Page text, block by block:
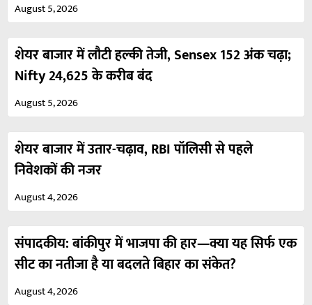
August 5, 2026
शेयर बाजार में लौटी हल्की तेजी, Sensex 152 अंक चढ़ा;
Nifty 24,625 के करीब बंद
August 5, 2026
शेयर बाजार में उतार-चढ़ाव, RBI पॉलिसी से पहले
निवेशकों की नजर
August 4, 2026
संपादकीय: बांकीपुर में भाजपा की हार—क्या यह सिर्फ एक
सीट का नतीजा है या बदलते बिहार का संकेत?
August 4, 2026